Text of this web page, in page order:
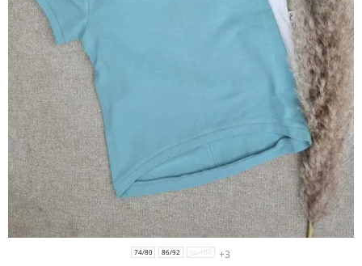
74/80 86/92 98/104 +3